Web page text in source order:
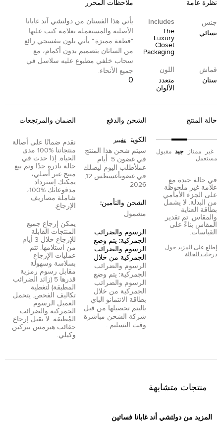
نظرة عامة
جنس
نسائي
Includes
The
Luxury
Closet
Packaging
قماش
ستان
اللون
متعدد
الألوان
ملاحظات المحرر
يأتي هذا الفستان من دولتشي آند غابانا
الأصلية والمستعملة بعلامة كتب عليها
"قطعة مميزة." يأتي بلون بنفسجي رائع
من الساتان بتصميم بدون أكمام، مع
سحاب خلفي مطبوع عليه سلاسل في
جميع الأنحاء.
0
حالة المنتج
غير
مستعمل
ممتاز جيد مقبول
في حالة جيدة مع
علامة غير ملحوظة
على الجزء الأمامي
من البدلة. لا يشمل
بطاقة العناية
والمقاس. تم تقدير
المقاس بناءً على
القياسات.
إطلع على المزيد حول
درجات الحالة
الشحن والدفع
الكويت تغيير
سيتم شحن هذا المنتج
في غضون 5
أيام
عملأطلب اليوم ليصلك
في غضون
أغسطس 12,
2026
الشحن والتأمين:
مشمول
الرسوم والضرائب
الجمركية: يتم وضع
الرسوم والضرائب
الجمركية من خلال
الرسوم والضرائب
الجمركية: يتم وضع
الرسوم والضرائب
الجمركية من خلال
بطاقة الائتمانو
الباي
باليتم تحصيلها من قبل
شركة الشحن مباشرة
وقت التسليم .
الضمان والمرتجعات
نقدم ضمانًا على أصالة
منتجاتنا %100 مدى
الحياة. إذا حدث في
حالة نادرة جدًا وتم بيع
منتج غير أصلي،
يمكنك إسترداد
مدفوعاتك %100،
شاملة مصاريف
الإرجاع.
يمكن إرجاع جميع
المنتجات القابلة
للإرجاع خلال 3 أيام
من استلامها. تتم
عمليات الإرجاع
بسلاسة وسهولة
مقابل رسوم رمزية
قدرها 5 (زائد الضرائب
المطبقة) لتغطية
تكاليف الفحص. يتحمل
العميل الرسوم
الجمركية والضرائب
المُطبقة. لا نقبل إرجاع
حقائب هيرمس بيركين
وكيلي.
منتجات متشابهة
المزيد من دولتشي أند غابانا فساتين